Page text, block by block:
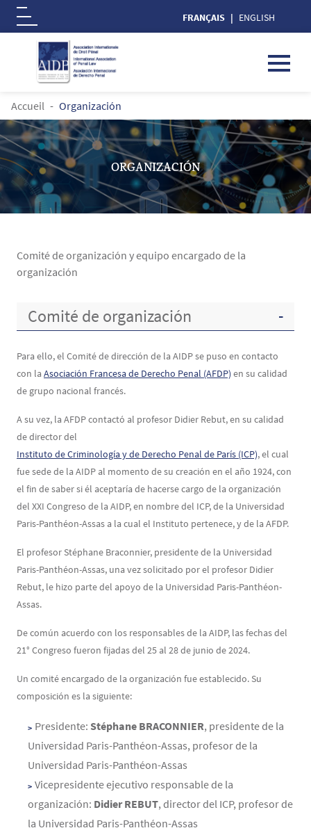
Aller au contenu principal
FRANÇAIS ENGLISH
Logo
FIL D'ARIANE
Accueil Organización
ORGANIZACIÓN
Comité de organización y equipo encargado de la
organización
ContenuComité de organización
Para ello, el Comité de dirección de la AIDP se puso en contacto
con la Asociación Francesa de Derecho Penal (AFDP) en su calidad
de grupo nacional francés.
A su vez, la AFDP contactó al profesor Didier Rebut, en su calidad
de director del
Instituto de Criminología y de Derecho Penal de París (ICP), el cual
fue sede de la AIDP al momento de su creación en el año 1924, con
el fin de saber si él aceptaría de hacerse cargo de la organización
del XXI Congreso de la AIDP, en nombre del ICP, de la Universidad
Paris-Panthéon-Assas a la cual el Instituto pertenece, y de la AFDP.
El profesor Stéphane Braconnier, presidente de la Universidad
Paris-Panthéon-Assas, una vez solicitado por el profesor Didier
Rebut, le hizo parte del apoyo de la Universidad Paris-Panthéon-
Assas.
De común acuerdo con los responsables de la AIDP, las fechas del
21° Congreso fueron fijadas del 25 al 28 de junio de 2024.
Un comité encargado de la organización fue establecido. Su
composición es la siguiente:
Presidente: Stéphane BRACONNIER, presidente de la
Universidad Paris-Panthéon-Assas, profesor de la
Universidad Paris-Panthéon-Assas
Vicepresidente ejecutivo responsable de la
organización: Didier REBUT, director del ICP, profesor de
la Universidad Paris-Panthéon-Assas